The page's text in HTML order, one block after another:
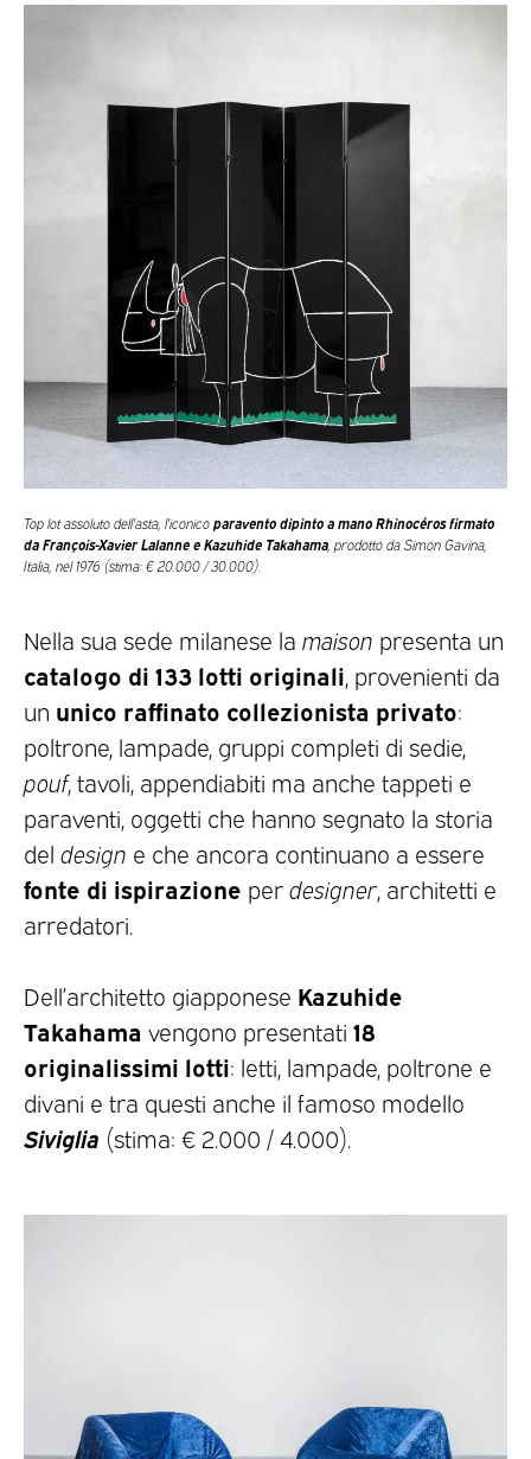
Top lot assoluto dell’asta, l’iconicoparavento dipinto a mano Rhinocéros firmato
da François-Xavier Lalanne e Kazuhide Takahama , prodotto da Simon Gavina,
Italia, nel 1976 (stima: € 20.000 / 30.000).
Nella sua sede milanese la maison presenta un
catalogo di 133 lotti originali , provenienti da
un unico raffinato collezionista privato:
poltrone, lampade, gruppi completi di sedie,
pouf, tavoli, appendiabiti ma anche tappeti e
paraventi, oggetti che hanno segnato la storia
del design e che ancora continuano a essere
fonte di ispirazione perdesigner , architetti e
arredatori.
Dell’architetto giapponese Kazuhide
Takahama vengono presentati 18
originalissimi lotti: letti, lampade, poltrone e
divani e tra questi anche il famoso modello
Siviglia (stima: € 2.000 / 4.000).